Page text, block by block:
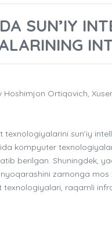
SUN’IY
Ortiqovich,
sun’iy
kompyuter
berilgan. Shuningdek,
zamonga
texnologiyalari, raqamli